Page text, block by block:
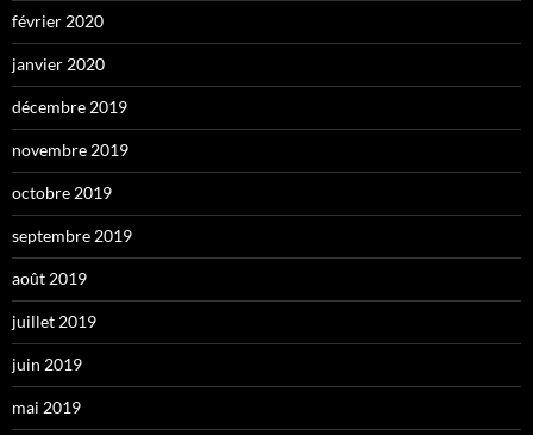
février 2020
janvier 2020
décembre 2019
novembre 2019
octobre 2019
septembre 2019
août 2019
juillet 2019
juin 2019
mai 2019